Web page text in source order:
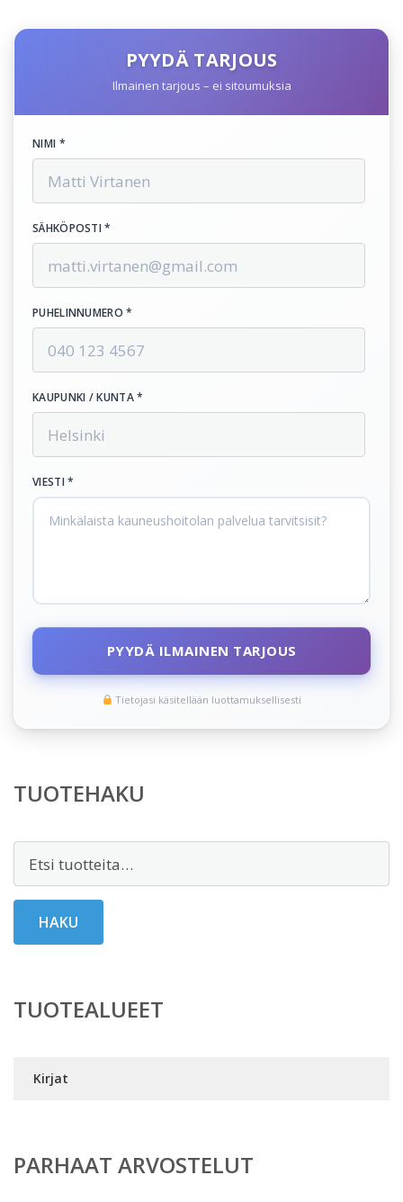
PYYDÄ TARJOUS
Ilmainen tarjous – ei sitoumuksia
NIMI *
SÄHKÖPOSTI *
PUHELINNUMERO *
KAUPUNKI / KUNTA *
VIESTI *
PYYDÄ ILMAINEN TARJOUS
Tietojasi käsitellään luottamuksellisesti
TUOTEHAKU
HAKU
TUOTEALUEET
Kirjat
PARHAAT ARVOSTELUT